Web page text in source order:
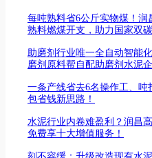
每吨熟料省6公斤实物煤！
熟料燃煤开支，助力国家双
助磨剂行业唯一全自动智能
磨剂原料帮自配助磨剂水泥
一条产线省去6名操作工、
包省钱新思路！
水泥行业内卷难盈利？润昌
免费享十大增值服务！